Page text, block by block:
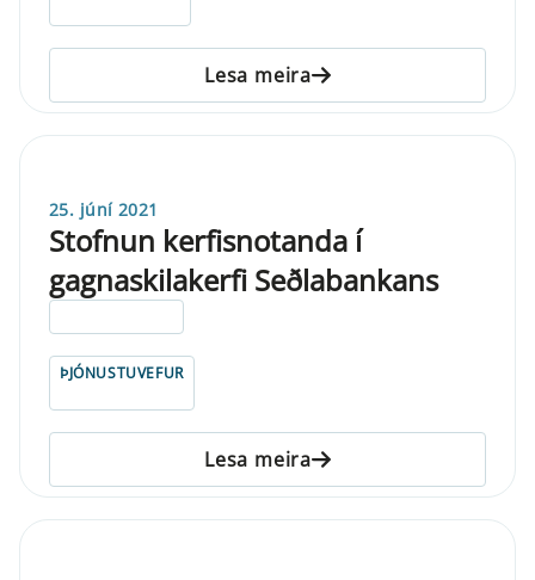
Lesa meira
25. júní 2021
Stofnun kerfisnotanda í
gagnaskilakerfi Seðlabankans
ÞJÓNUSTUVEFUR
Lesa meira